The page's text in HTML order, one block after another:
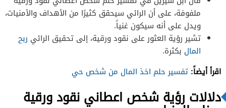
ملفوفة، على أن الرائي سيحقق كثيرًا من الأهداف والأمنيات،
ويدل على أنه سيكون غنياً.
تشير رؤية العثور على نقود ورقية، إلى تحقيق الرائي ربح
المال بكثرة.
اقرأ أيضاً: تفسير حلم اخذ المال من شخص حي
دلالات رؤية شخص اعطاني نقود ورقية